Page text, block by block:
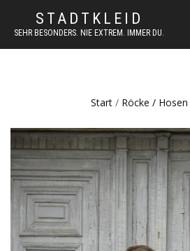
STADTKLEID
SEHR BESONDERS. NIE EXTREM. IMMER DU.
Start / Röcke / Hosen